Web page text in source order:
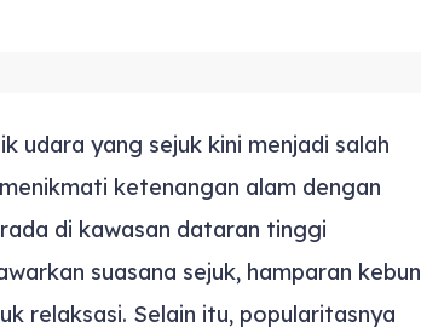
udara yang sejuk kini menjadi salah
ketenangan alam dengan
di kawasan dataran tinggi
suasana sejuk, hamparan kebun
relaksasi. Selain itu, popularitasnya